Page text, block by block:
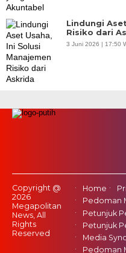
Lindungi
Risiko dari
3 Juni 2026 | 17:50
Copyright @
2026
Megapolitan
News, All
Rights
Reserved
Home
Pedoman
Petunjuk
Petunjuk
Media
Pedoman